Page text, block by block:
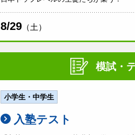
8/29 （土）
模試・
小学生・中学生
入塾テスト